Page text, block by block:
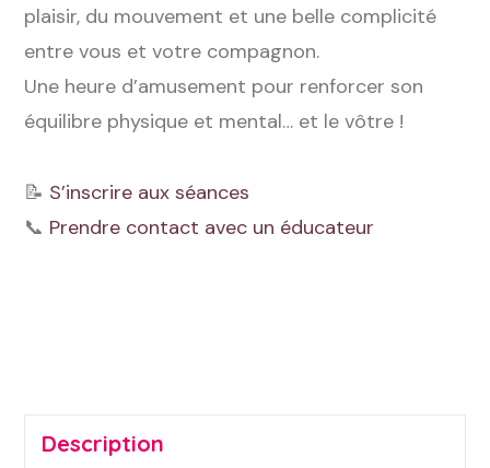
plaisir, du mouvement et une belle complicité
entre vous et votre compagnon.
Une heure d’amusement pour renforcer son
équilibre physique et mental… et le vôtre !
📝 S’inscrire aux séances
📞 Prendre contact avec un éducateur
Description